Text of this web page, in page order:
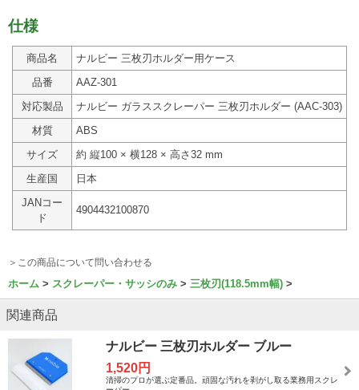
仕様
商品名
ナルビー 三枚刃ホルダー用ケース
品番
AAZ-301
対応製品
ナルビー ガラススクレーパー 三枚刃ホルダー (AAC-303)
材質
ABS
サイズ
約 縦100 × 横128 × 高さ32 mm
生産国
日本
JANコー
ド
4904432100870
＞この商品について問い合わせる
ホーム スクレーパー・サッシのみ 三枚刃(118.5mm幅)
関連商品
ナルビー 三枚刃ホルダー ブルー
1,520円
清掃のプロが選ぶ定番品。頑固な汚れを剥がし取る業務用スクレ